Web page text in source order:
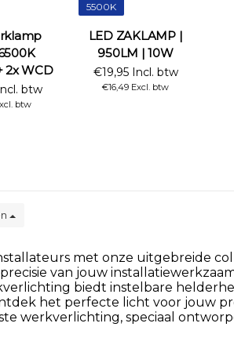
2x WCD
btw
btw
5500K
LED ZAKLAMP |
950LM | 10W
€19,95 Incl. btw
€16,49 Excl. btw
met onze uitgebreide
van jouw
biedt instelbare
het perfecte licht voor jouw
werkverlichting, speciaal